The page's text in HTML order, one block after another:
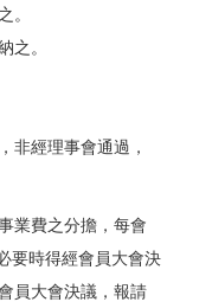
。
之。
非經理事會通過，
業費之分擔，每會
要時得經會員大會決
員大會決議，報請